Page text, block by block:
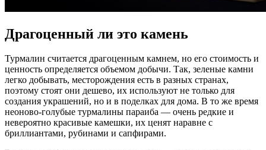
Драгоценный ли это камень
Турмалин считается драгоценным камнем, но его стоимость и
ценность определяется объемом добычи. Так, зеленые камни
легко добывать, месторождения есть в разных странах,
поэтому стоят они дешево, их используют не только для
создания украшений, но и в поделках для дома. В то же время
неоново-голубые турмалины параиба — очень редкие и
невероятно красивые камешки, их ценят наравне с
бриллиантами, рубинами и сапфирами.